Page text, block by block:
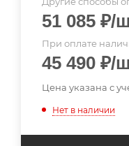
51 085 ₽/
При оплате
45 490 ₽/
Цена указана с
Нет в наличии